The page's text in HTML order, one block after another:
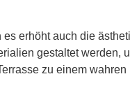
erhöht auch die
gestaltet werden,
zu einem